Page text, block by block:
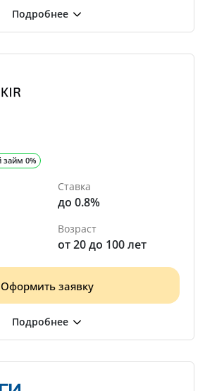
0%
Ставка
до 0.8%
Возраст
от 20 до 100 лет
Оформить заявку